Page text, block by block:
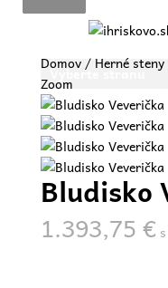
Vyberte stranu
Domov/ Herné steny
Zoom
Bludisko
1.393,75€